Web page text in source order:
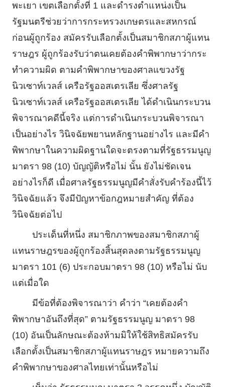
พะเยา เขตเลือกตั้งที่ 1 และดํารงตําแหน่งเป็น
รัฐมนตรีช่วยว่าการกระทรวงเกษตรและสหกรณ์
ก่อนผู้ถูกร้อง สมัครรับเลือกตั้งเป็นสมาชิกสภาผู้แทน
ราษฎร ผู้ถูกร้องรับว่าตนเคยต้องคําพิพากษาว่ากระ
ทําความผิด ตามคําพิพากษาของศาลแขวงรัฐ
นิวเซาท์เวลส์ เครือรัฐออสเตรเลีย ซึ่งศาลรัฐ
นิวเซาท์เวลส์ เครือรัฐออสเตรเลีย ได้ดําเนินกระบวน
พิจารณาคดีนี้จริง แต่การดําเนินกระบวนพิจารณา
เป็นอย่างไร วินิจฉัยพยานหลักฐานอย่างไร และมีคํา
พิพากษาในความผิดฐานใดจะตรงตามที่รัฐธรรมนูญ
มาตรา 98 (10) บัญญัติหรือไม่ นั้น ยังไม่ชัดเจน
อย่างไรก็ดี เมื่อศาลรัฐธรรมนูญมีคําสั่งรับคําร้องนี้ไว้
วินิจฉัยแล้ว จึงมีปัญหาข้อกฎหมายสําคัญ ที่ต้อง
วินิจฉัยต่อไป
ประเด็นที่หนึ่ง สมาชิกภาพของสมาชิกสภาผู้
แทนราษฎรของผู้ถูกร้องสิ้นสุดลงตามรัฐธรรมนูญ
มาตรา 101 (6) ประกอบมาตรา 98 (10) หรือไม่ นับ
แต่เมื่อใด
มีข้อที่ต้องพิจารณาว่า คําว่า “เคยต้องคํา
พิพากษาอันถึงที่สุด” ตามรัฐธรรมนูญ มาตรา 98
(10) อันเป็นลักษณะต้องห้ามมิให้ใช้สิทธิสมัครรับ
เลือกตั้งเป็นสมาชิกสภาผู้แทนราษฎร หมายความถึง
คําพิพากษาของศาลไทยเท่านั้นหรือไม่